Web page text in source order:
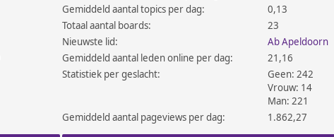
Gemiddeld aantal topics per dag:
0,13
Totaal aantal boards:
23
Nieuwste lid:
Ab Apeldoorn
Gemiddeld aantal leden online per dag:
21,16
Statistiek per geslacht:
Geen: 242
Vrouw: 14
Man: 221
Gemiddeld aantal pageviews per dag:
1.862,27